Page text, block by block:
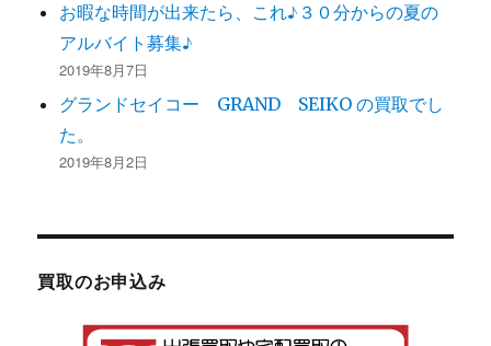
お暇な時間が出来たら、これ♪３０分からの夏の
アルバイト募集♪
2019年8月7日
グランドセイコー GRAND SEIKO の買取でし
た。
2019年8月2日
買取のお申込み